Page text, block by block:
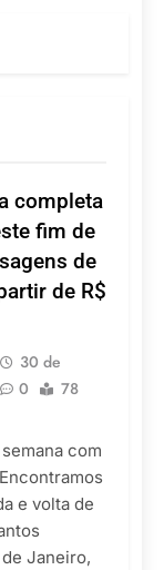
e
em Um
Atomium:
e a
completa
fim de
de
de R$
30 de
0
78
com
e volta de
Janeiro,